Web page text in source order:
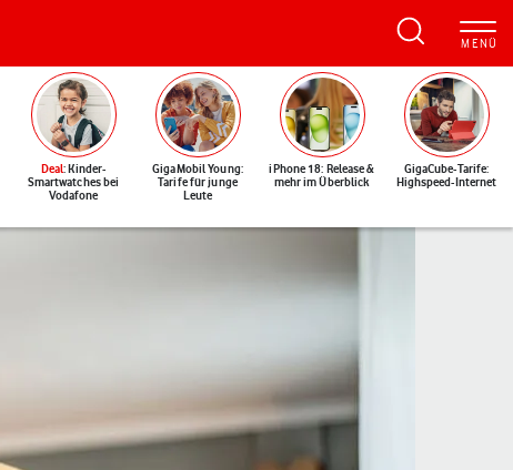
Deal: Kinder-
Smartwatches bei
Vodafone
GigaMobil Young:
Tarife für junge
Leute
iPhone 18: Release &
mehr im Überblick
GigaCube-Tarife:
Highspeed-Internet